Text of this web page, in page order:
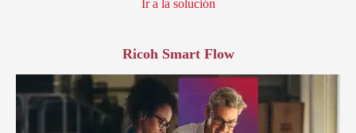
Ir a la solución
Ricoh Smart Flow